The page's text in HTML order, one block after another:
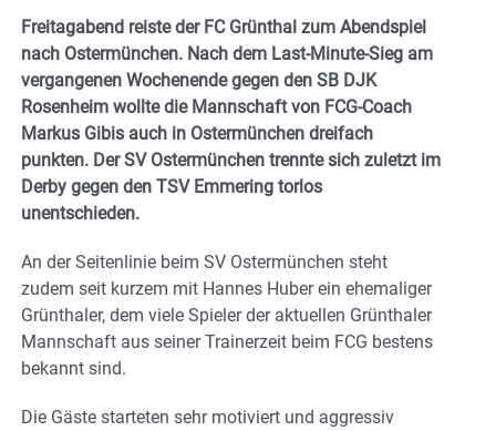
Freitagabend reiste der FC Grünthal zum Abendspiel
nach Ostermünchen. Nach dem Last-Minute-Sieg am
vergangenen Wochenende gegen den SB DJK
Rosenheim wollte die Mannschaft von FCG-Coach
Markus Gibis auch in Ostermünchen dreifach
punkten. Der SV Ostermünchen trennte sich zuletzt im
Derby gegen den TSV Emmering torlos
unentschieden.
An der Seitenlinie beim SV Ostermünchen steht
zudem seit kurzem mit Hannes Huber ein ehemaliger
Grünthaler, dem viele Spieler der aktuellen Grünthaler
Mannschaft aus seiner Trainerzeit beim FCG bestens
bekannt sind.
Die Gäste starteten sehr motiviert und aggressiv